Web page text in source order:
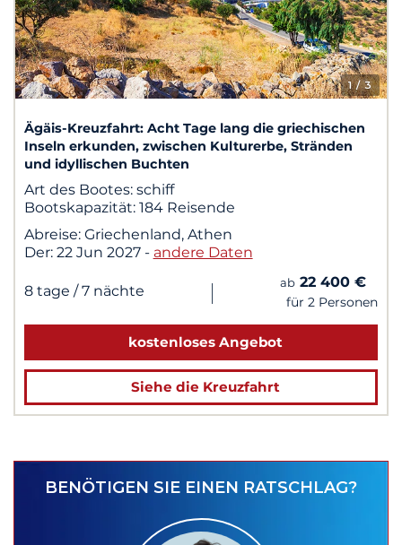
1/ 3
Ägäis-Kreuzfahrt: Acht Tage lang die griechischen
Inseln erkunden, zwischen Kulturerbe, Stränden
und idyllischen Buchten
Art des Bootes: schiff
Bootskapazität: 184 Reisende
Abreise: Griechenland, Athen
Der: 22 Jun 2027 - andere Daten
8 tage / 7 nächte | ab 22 400 €
für 2 Personen
kostenloses Angebot
Siehe die Kreuzfahrt
BENÖTIGEN SIE EINEN RATSCHLAG?